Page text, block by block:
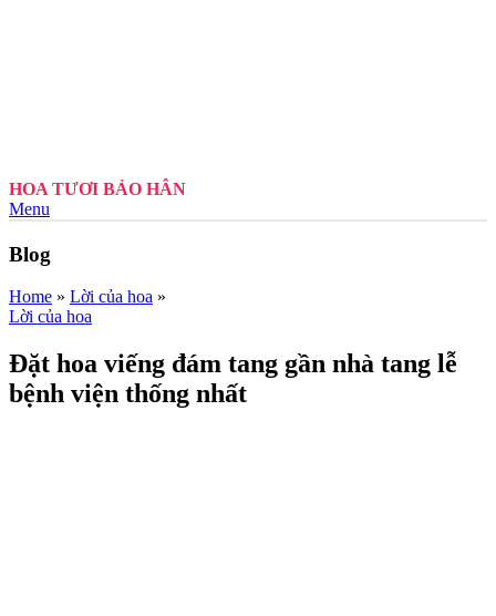
HOA TƯƠI BẢO HÂN
Menu
Blog
Home » Lời của hoa »
Lời của hoa
Đặt hoa viếng đám tang gần nhà tang lễ
bệnh viện thống nhất